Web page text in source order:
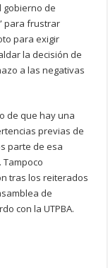
gobierno de
para frustrar
para exigir
la decisión de
a las negativas
de que hay una
previas de
parte de esa
tras los reiterados
de
con la UTPBA.